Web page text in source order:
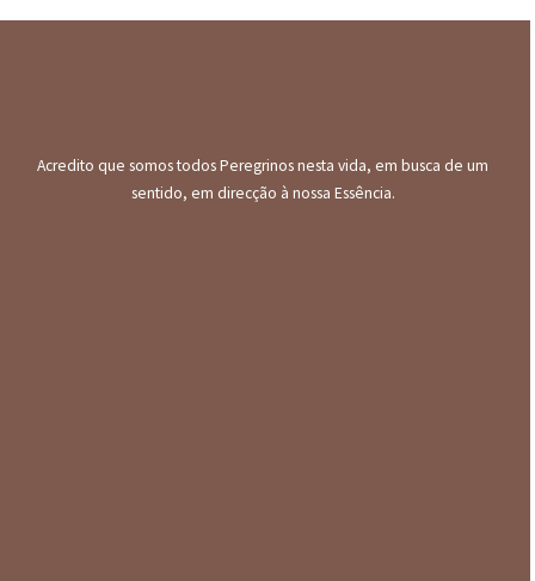
Acredito que somos todos Peregrinos nesta vida, em busca de um
sentido, em direcção à nossa Essência.